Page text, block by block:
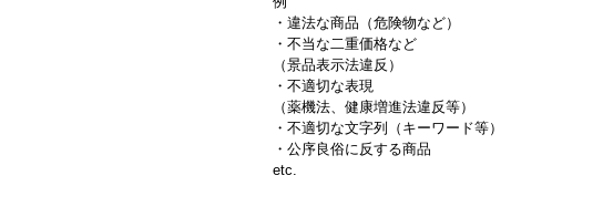
・違法な商品（危険物など）
・不当な二重価格など
（景品表示法違反）
・不適切な表現
（薬機法、健康増進法違反等）
・不適切な文字列（キーワード等）
・公序良俗に反する商品
etc.